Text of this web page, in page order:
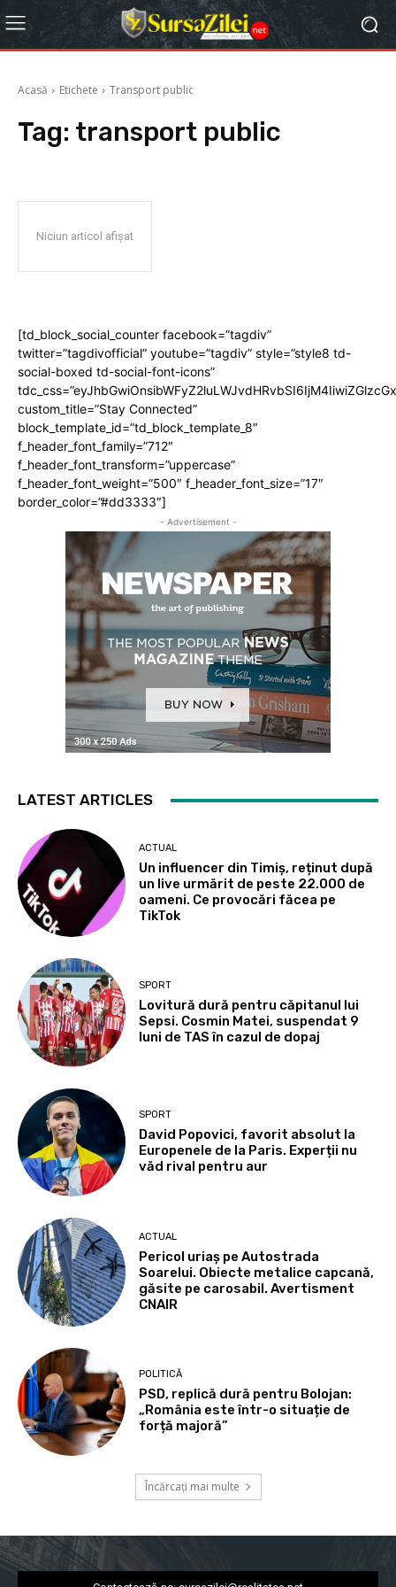
Acasă Etichete Transport public
Tag: transport public
Niciun articol afișat
[td_block_social_counter facebook=”tagdiv”
twitter=”tagdivofficial” youtube=”tagdiv” style=”style8 td-
social-boxed td-social-font-icons”
custom_title=”Stay Connected”
block_template_id=”td_block_template_8″
f_header_font_family=”712″
f_header_font_transform=”uppercase”
f_header_font_weight=”500″ f_header_font_size=”17″
border_color=”#dd3333″]
- Advertisement -
LATEST ARTICLES
ACTUAL
Un influencer din Timiș, reținut după
un live urmărit de peste 22.000 de
oameni. Ce provocări făcea pe
TikTok
SPORT
Lovitură dură pentru căpitanul lui
Sepsi. Cosmin Matei, suspendat 9
luni de TAS în cazul de dopaj
SPORT
David Popovici, favorit absolut la
Europenele de la Paris. Experții nu
văd rival pentru aur
ACTUAL
Pericol uriaș pe Autostrada
Soarelui. Obiecte metalice capcană,
găsite pe carosabil. Avertisment
CNAIR
POLITICĂ
PSD, replică dură pentru Bolojan:
„România este într-o situație de
forță majoră”
Încărcați mai multe